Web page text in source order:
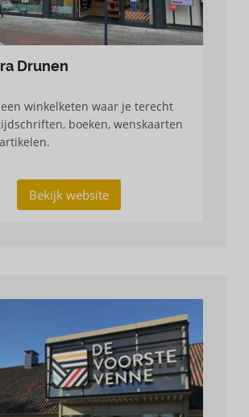
Drunen
winkelketen waar je terecht
boeken, wenskaarten
Bekijk website